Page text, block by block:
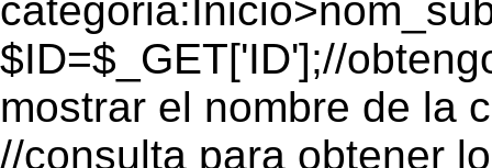
$ID=$_GET['ID'];//
mostrar el nombre de la
//consulta para obtener